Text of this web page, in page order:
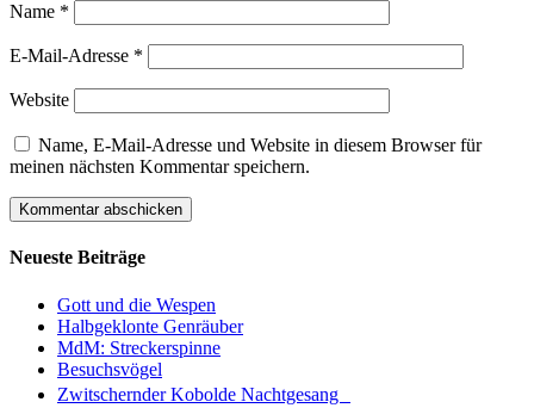
Name *
E-Mail-Adresse *
Website
Name, E-Mail-Adresse und Website in diesem Browser für
meinen nächsten Kommentar speichern.
Neueste Beiträge
Gott und die Wespen
Halbgeklonte Genräuber
MdM: Streckerspinne
Besuchsvögel
Zwitschernder Kobolde Nachtgesang